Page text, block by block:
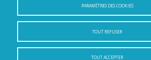
PARAMÈTRES DES COOKIES
TOUT REFUSER
TOUT ACCEPTER
Conditions d'utilisation
Politique
À propos de nous
Nous
Conçu parTecina